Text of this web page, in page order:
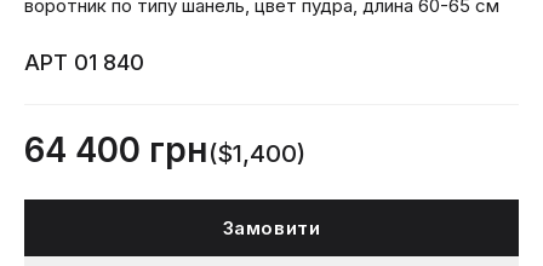
воротник по типу шанель, цвет пудра, длина 60-65 см
АРТ 01 840
64 400 грн($1,400)
Замовити